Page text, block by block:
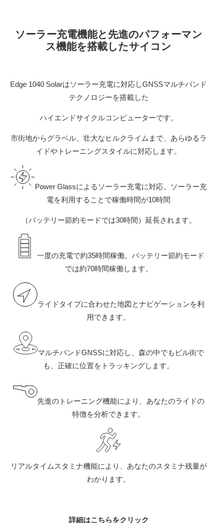
ソーラー充電機能と先進のパフォーマン
ス機能を搭載したサイコン
Edge 1040 Solarはソーラー充電に対応しGNSSマルチバンド
テクノロジーを搭載した
ハイエンドサイクルコンピューターです。
市街地からグラベル、壮大なヒルクライムまで、あらゆるラ
イドやトレーニングスタイルに対応します。
Power Glassによるソーラー充電に対応。ソーラー充
電を利用することで稼働時間が10時間
（バッテリー節約モードでは30時間）延長されます。
一度の充電で約35時間稼働。バッテリー節約モード
では約70時間稼働します。
ライドタイプに合わせた地図とナビゲーションを利
用できます。
マルチバンドGNSSに対応し、森の中でもビル街で
も、正確に位置をトラッキングします。
先進のトレーニング機能により、あなたのライドの
特徴を分析できます。
リアルタイムスタミナ機能により、あなたのスタミナ残量が
わかります。
詳細はこちらをクリック